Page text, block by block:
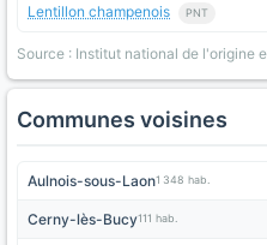
Lentillon champenois PNT
Source : Institut national de l'origine
Communes voisines
Aulnois-sous-Laon1 348 hab.
Cerny-lès-Bucy111 hab.